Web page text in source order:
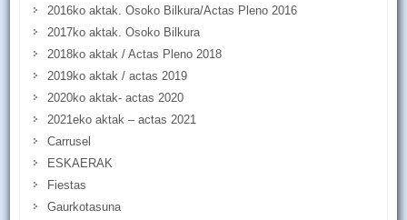
2016ko aktak. Osoko Bilkura/Actas Pleno 2016
2017ko aktak. Osoko Bilkura
2018ko aktak / Actas Pleno 2018
2019ko aktak / actas 2019
2020ko aktak- actas 2020
2021eko aktak – actas 2021
Carrusel
ESKAERAK
Fiestas
Gaurkotasuna